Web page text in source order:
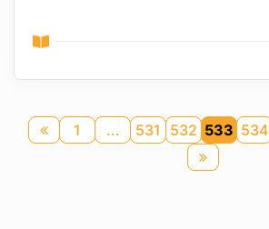
Page1 ... 531 532 533 534
Page